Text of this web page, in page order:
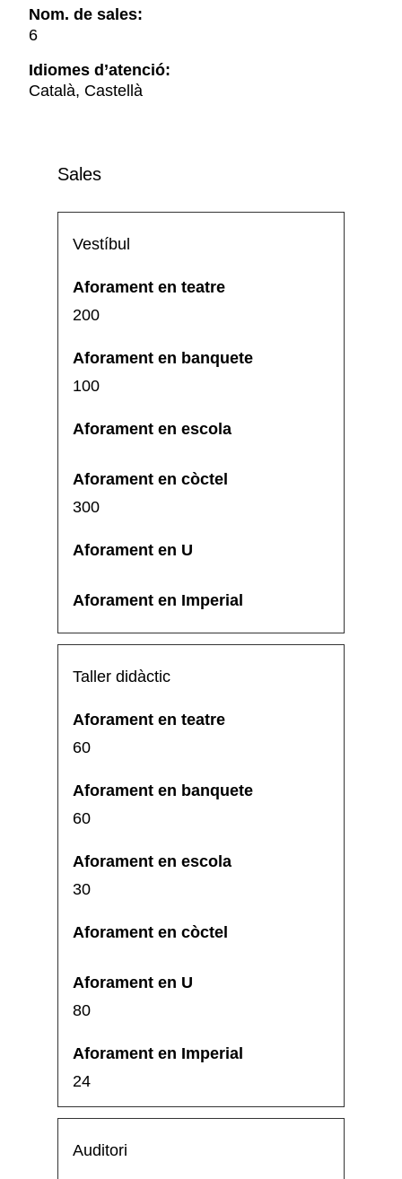
Nom. de sales:
6
Idiomes d’atenció:
Català, Castellà
Sales
Vestíbul
200
100
300
Taller didàctic
60
60
30
80
24
Auditori